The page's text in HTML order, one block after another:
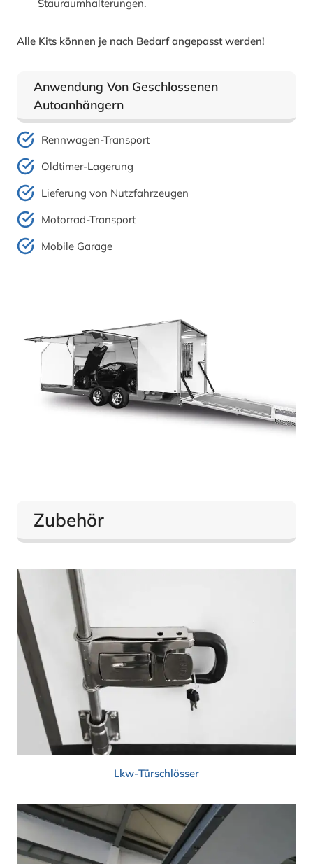
Stauraumhalterungen.
Alle Kits können je nach Bedarf angepasst werden!
Anwendung Von Geschlossenen
Autoanhängern
Rennwagen-Transport
Oldtimer-Lagerung
Lieferung von Nutzfahrzeugen
Motorrad-Transport
Mobile Garage
Zubehör
Lkw-Türschlösser